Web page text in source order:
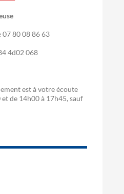
07 80 08 86 63
4d02 068
est à votre écoute
de 14h00 à 17h45, sauf